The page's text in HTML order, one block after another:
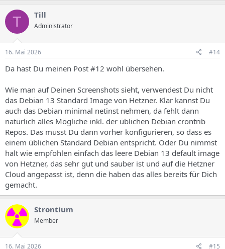
T Till
Administrator
16. Mai 2026 #14
Da hast Du meinen Post #12 wohl übersehen.
Wie man auf Deinen Screenshots sieht, verwendest Du nicht
das Debian 13 Standard Image von Hetzner. Klar kannst Du
auch das Debian minimal netinst nehmen, da fehlt dann
natürlich alles Mögliche inkl. der üblichen Debian crontrib
Repos. Das musst Du dann vorher konfigurieren, so dass es
einem üblichen Standard Debian entspricht. Oder Du nimmst
halt wie empfohlen einfach das leere Debian 13 default image
von Hetzner, das sehr gut und sauber ist und auf die Hetzner
Cloud angepasst ist, denn die haben das alles bereits für Dich
gemacht.
Strontium
Member
16. Mai 2026 #15